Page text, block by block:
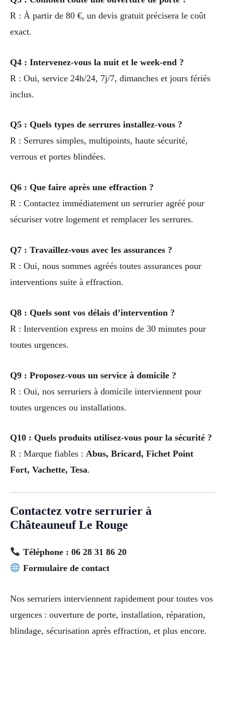
R : À partir de 80 €, un devis gratuit précisera le coût
exact.
Q4 : Intervenez-vous la nuit et le week-end ?
R : Oui, service 24h/24, 7j/7, dimanches et jours fériés
inclus.
Q5 : Quels types de serrures installez-vous ?
R : Serrures simples, multipoints, haute sécurité,
verrous et portes blindées.
Q6 : Que faire après une effraction ?
R : Contactez immédiatement un serrurier agréé pour
sécuriser votre logement et remplacer les serrures.
Q7 : Travaillez-vous avec les assurances ?
R : Oui, nous sommes agréés toutes assurances pour
interventions suite à effraction.
Q8 : Quels sont vos délais d’intervention ?
R : Intervention express en moins de 30 minutes pour
toutes urgences.
Q9 : Proposez-vous un service à domicile ?
R : Oui, nos serruriers à domicile interviennent pour
toutes urgences ou installations.
Q10 : Quels produits utilisez-vous pour la sécurité ?
R : Marque fiables : Abus, Bricard, Fichet Point
Fort, Vachette, Tesa.
Contactez votre serrurier à
Châteauneuf Le Rouge
Téléphone : 06 28 31 86 20
Formulaire de contact
Nos serruriers interviennent rapidement pour toutes vos
urgences : ouverture de porte, installation, réparation,
blindage, sécurisation après effraction, et plus encore.